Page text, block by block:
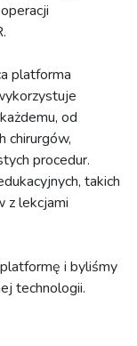
platforma
od
chirurgów,
procedur.
takich
z lekcjami
i byliśmy
technologii.